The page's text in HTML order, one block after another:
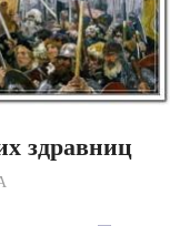
здравниц